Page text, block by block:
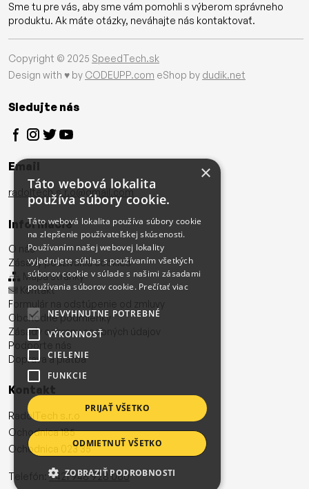
Sme tu pre vás, aby sme vám pomohli s výberom správneho
produktu. Ak máte otázky, neváhajte nás kontaktovať.
Copyright © 2025 SpeedTech.sk
Design with ♥ by CODEUPP.com eShop by dudik.net
Sledujte nás
Email
radoltech.s.r.o@gmail.com
Informácie
O nás
Zásady používania cookies
Mapa stránky
Kontakt
Formulár na odstúpenie od zmluvy
Obchodné podmienky
Zásady ochrany osobných údajov
Podporte nás
Doprava a platba
Kontakt
RadolTech s.r.o
Ochodnica 185
Ochodnica 023 35
Telefón:+421 948 928 080
×
Táto webová lokalita
používa súbory cookie.
Táto webová lokalita používa súbory cookie
na zlepšenie používateľskej skúsenosti.
Používaním našej webovej lokality
vyjadrujete súhlas s používaním všetkých
súborov cookie v súlade s našimi zásadami
používania súborov cookie. Prečítať viac
NEVYHNUTNE POTREBNÉ
VÝKONNOSŤ
CIELENIE
FUNKCIE
PRIJAŤ VŠETKO
ODMIETNUŤ VŠETKO
ZOBRAZIŤ PODROBNOSTI